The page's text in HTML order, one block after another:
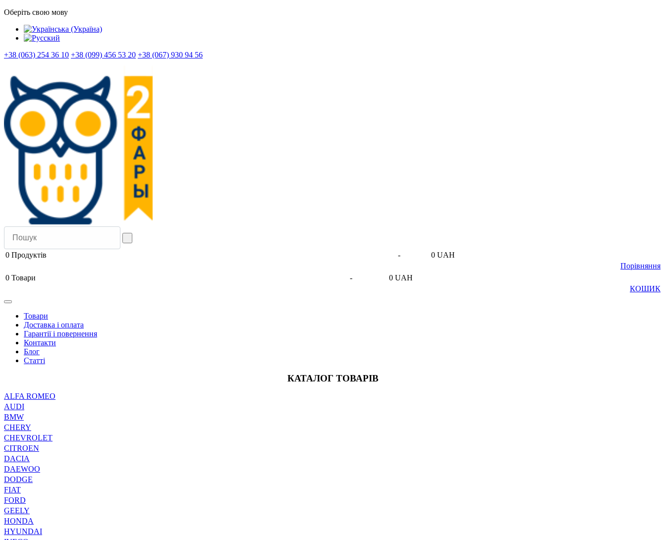
Оберіть свою мову
+38 (063) 254 36 10 +38 (099) 456 53 20 +38 (067) 930 94 56
0 Продуктів -
0 UAH
Порівняння
0 Товари -
0 UAH
КОШИК
Товари
Доставка і оплата
Гарантії і повернення
Контакти
Блог
Статті
КАТАЛОГ ТОВАРІВ
ALFA ROMEO
AUDI
BMW
CHERY
CHEVROLET
CITROEN
DACIA
DAEWOO
DODGE
FIAT
FORD
GEELY
HONDA
HYUNDAI